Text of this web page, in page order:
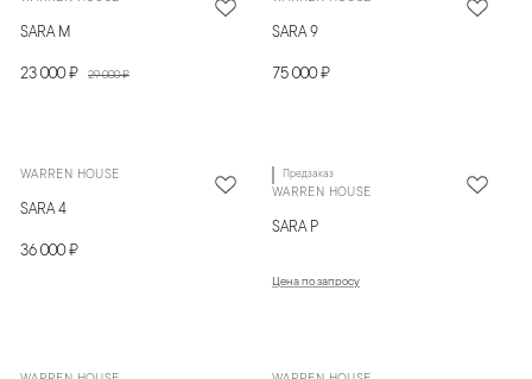
SARA M
23 000 ₽ 29 000 ₽
SARA 9
75 000 ₽
WARREN HOUSE
SARA 4
36 000 ₽
Предзаказ
WARREN HOUSE
SARA P
Цена по запросу